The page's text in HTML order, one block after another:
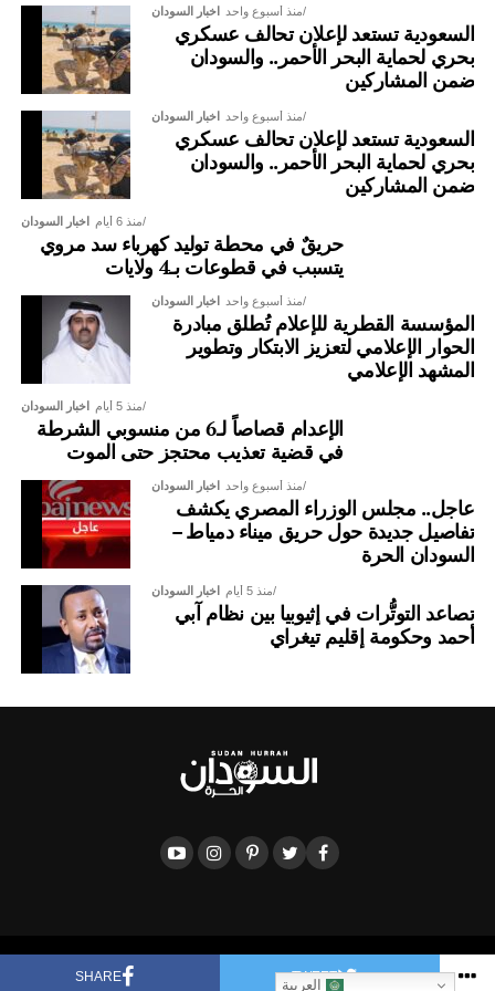
SHARE TWEET
اخبار السودان منذ أسبوع واحد
السعودية تستعد لإعلان تحالف عسكري
بحري لحماية البحر الأحمر.. والسودان
ضمن المشاركين
اخبار السودان منذ أسبوع واحد
السعودية تستعد لإعلان تحالف عسكري
بحري لحماية البحر الأحمر.. والسودان
ضمن المشاركين
اخبار السودان منذ 6 أيام
حريقٌ في محطة توليد كهرباء سد مروي
يتسبب في قطوعات بـ4 ولايات
اخبار السودان منذ أسبوع واحد
المؤسسة القطرية للإعلام تُطلق مبادرة
الحوار الإعلامي لتعزيز الابتكار وتطوير
المشهد الإعلامي
اخبار السودان منذ 5 أيام
الإعدام قصاصاً لـ6 من منسوبي الشرطة
في قضية تعذيب محتجز حتى الموت
اخبار السودان منذ أسبوع واحد
عاجل.. مجلس الوزراء المصري يكشف
تفاصيل جديدة حول حريق ميناء دمياط –
السودان الحرة
اخبار السودان منذ 5 أيام
تصاعد التوتُّرات في إثيوبيا بين نظام آبي
أحمد وحكومة إقليم تيغراي
Copyright © 2017 Sudan Hurra TV, powered by 0.
العربية